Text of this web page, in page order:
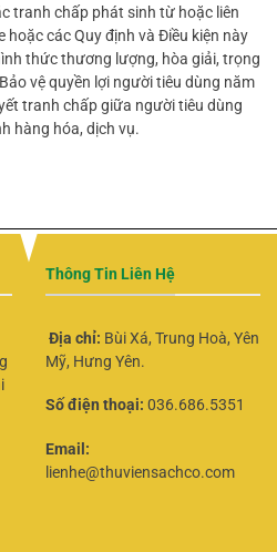
tranh chấp phát sinh từ hoặc liên
hoặc các Quy định và Điều kiện này
thức thương lượng, hòa giải, trọng
vệ quyền lợi người tiêu dùng năm
tranh chấp giữa người tiêu dùng
hàng hóa, dịch vụ.
Thông Tin Liên Hệ
Địa chỉ: Bùi Xá, Trung Hoà, Yên
Mỹ, Hưng Yên.
Số điện thoại: 036.686.5351
Email:
lienhe@thuviensachco.com